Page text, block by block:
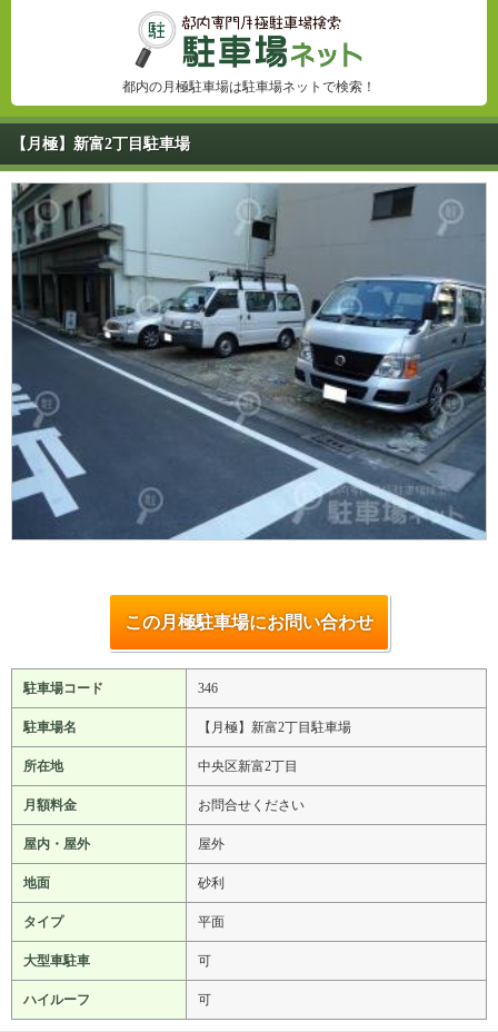
都内の月極駐車場は駐車場ネットで検索！
【月極】新富2丁目駐車場
この月極駐車場にお問い合わせ
駐車場コード 346
駐車場名 【月極】新富2丁目駐車場
所在地 中央区新富2丁目
月額料金 お問合せください
屋内・屋外 屋外
地面 砂利
タイプ 平面
大型車駐車 可
ハイルーフ 可